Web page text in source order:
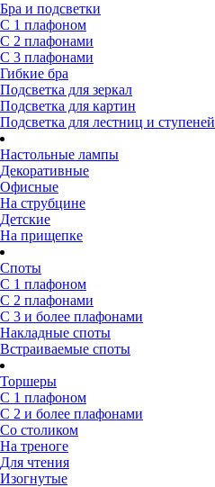
Бра и подсветки
С 1 плафоном
С 2 плафонами
С 3 плафонами
Гибкие бра
Подсветка для зеркал
Подсветка для картин
Подсветка для лестниц и ступеней
Настольные лампы
Декоративные
Офисные
На струбцине
Детские
На прищепке
Споты
С 1 плафоном
С 2 плафонами
С 3 и более плафонами
Накладные споты
Встраиваемые споты
Торшеры
С 1 плафоном
С 2 и более плафонами
Со столиком
На треноге
Для чтения
Изогнутые